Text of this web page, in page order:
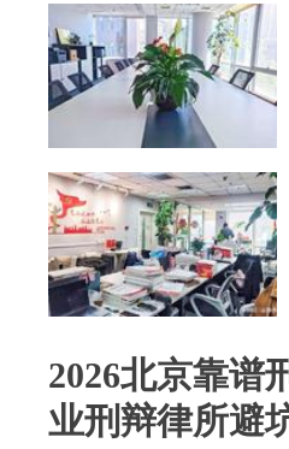
2026北京靠谱
业刑辩律所避